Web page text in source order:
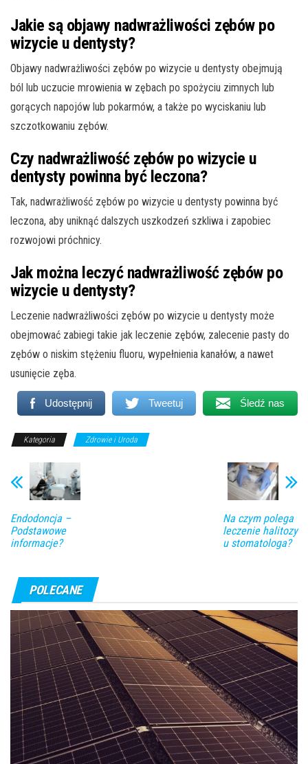
Jakie są objawy nadwrażliwości zębów po
wizycie u dentysty?
Objawy nadwrażliwości zębów po wizycie u dentysty obejmują
ból lub uczucie mrowienia w zębach po spożyciu zimnych lub
gorących napojów lub pokarmów, a także po wyciskaniu lub
szczotkowaniu zębów.
Czy nadwrażliwość zębów po wizycie u
dentysty powinna być leczona?
Tak, nadwrażliwość zębów po wizycie u dentysty powinna być
leczona, aby uniknąć dalszych uszkodzeń szkliwa i zapobiec
rozwojowi próchnicy.
Jak można leczyć nadwrażliwość zębów po
wizycie u dentysty?
Leczenie nadwrażliwości zębów po wizycie u dentysty może
obejmować zabiegi takie jak leczenie zębów, zalecenie pasty do
zębów o niskim stężeniu fluoru, wypełnienia kanałów, a nawet
usunięcie zęba.
Udostępnij Tweetuj Śledź nas
Kategoria Zdrowie i Uroda
Endodoncja –
Podstawowe
informacje?
Na czym polega
leczenie halitozy
u stomatologa?
POLECANE